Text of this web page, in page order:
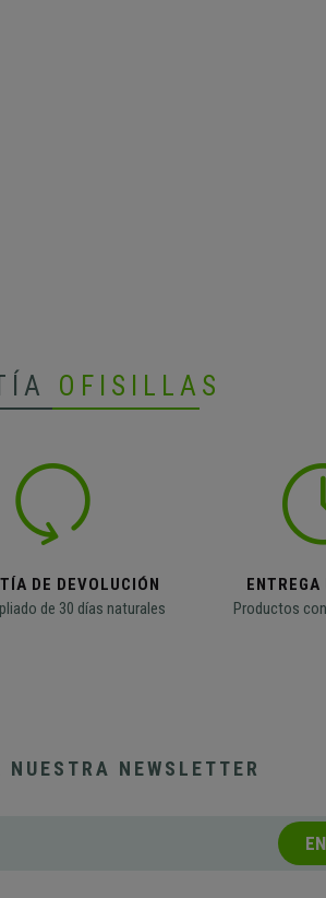
OFISILLAS
DE DEVOLUCIÓN
de 30 días naturales
ENTREGA
Productos
NEWSLETTER